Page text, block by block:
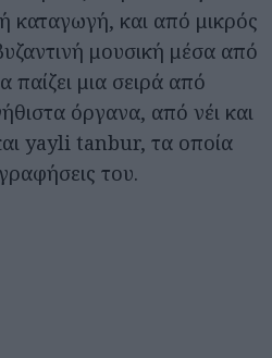
καταγωγή, και από μικρός
μουσική μέσα από
παίζει μια σειρά από
όργανα, από νέι και
yayli tanbur, τα οποία
του.